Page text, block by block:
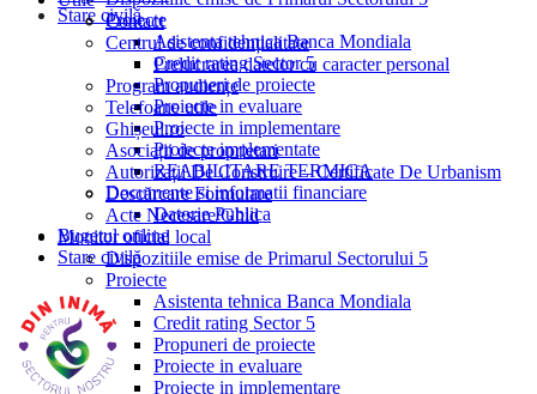
Stare civilă
Proiecte
Asistenta tehnica Banca Mondiala
Credit rating Sector 5
Propuneri de proiecte
Proiecte in evaluare
Proiecte in implementare
Proiecte implementate
REABILITARE TERMICA
Documente si informatii financiare
Datorie Publica
Bugetul online
Stare civilă
Contact
Centrul de confidențialitate
Prelucrarea datelor cu caracter personal
Program audiențe
Telefoane utile
Ghișeul.ro
Asociații de proprietari
Autorizații De Construire – Certificate De Urbanism
Descărcare Formulare
Acte Necesare/Ghid
Monitor oficial local
Dispozitiile emise de Primarul Sectorului 5
Proiecte
Asistenta tehnica Banca Mondiala
Credit rating Sector 5
Propuneri de proiecte
Proiecte in evaluare
Proiecte in implementare